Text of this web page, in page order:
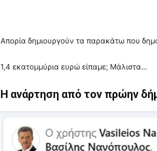
Απορία δημιουργούν τα παρακάτω που
1,4 εκατομμύρια ευρώ είπαμε; Μάλιστα…
Η ανάρτηση από τον πρώην